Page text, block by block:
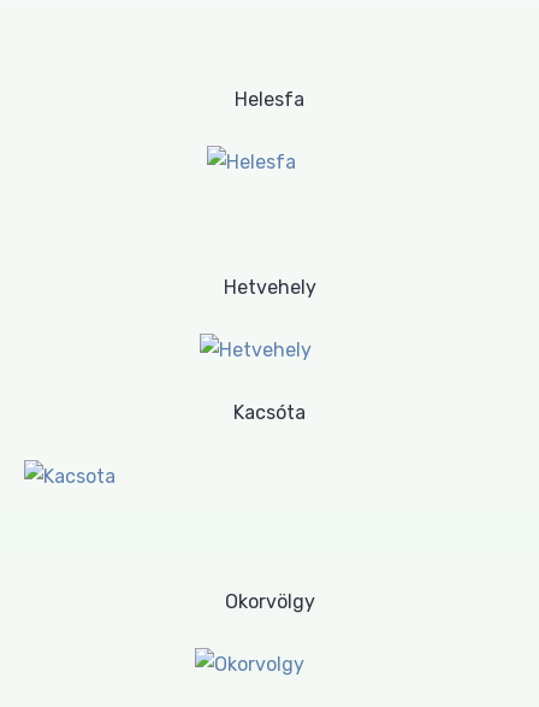
Helesfa
Hetvehely
Kacsóta
Okorvölgy